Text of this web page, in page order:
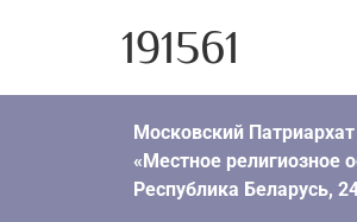
191561
Московский
«Местное религиозное
Республика Беларусь,